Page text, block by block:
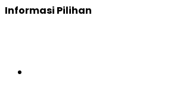
Informasi Pilihan